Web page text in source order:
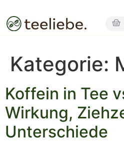
Kategorie:
Koffein in Tee
Wirkung,
Unterschiede